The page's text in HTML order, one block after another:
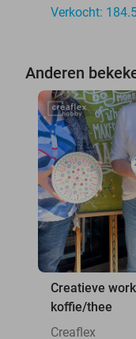
Verkocht:
Anderen
Creatieve
koffie/thee
Creaflex